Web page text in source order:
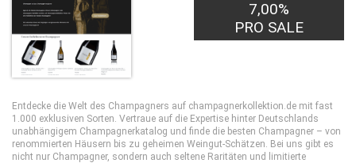
7,00%
PRO SALE
Entdecke die Welt des Champagners auf champagnerkollektion.de mit fast
1.000 exklusiven Sorten. Vertraue auf die Expertise hinter Deutschlands
unabhängigem Champagnerkatalog und finde die besten Champagner – von
renommierten Häusern bis zu geheimen Weingut-Schätzen. Bei uns gibt es
nicht nur Champagner, sondern auch seltene Raritäten und limitierte